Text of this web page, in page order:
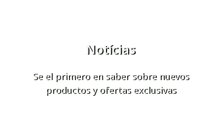
Notícias
Se el primero en saber sobre nuevos
productos y ofertas exclusivas